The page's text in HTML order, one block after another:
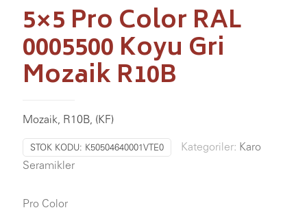
5×5 Pro Color RAL
0005500 Koyu Gri
Mozaik R10B
Mozaik, R10B, (KF)
STOK KODU: K50504640001VTE0 Kategoriler: Karo
Seramikler
Pro Color